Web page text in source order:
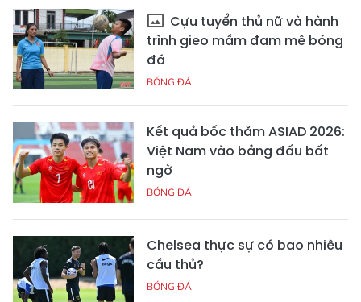
Cựu tuyển thủ nữ và hành
trình gieo mầm đam mê bóng
đá
BÓNG ĐÁ
Kết quả bốc thăm ASIAD 2026:
Việt Nam vào bảng đấu bất
ngờ
BÓNG ĐÁ
Chelsea thực sự có bao nhiêu
cầu thủ?
BÓNG ĐÁ